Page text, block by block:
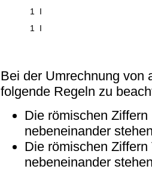
1
I
1
I
Bei der Umrechnung von
folgende Regeln zu
Die römischen
nebeneinander
Die römischen
nebeneinander